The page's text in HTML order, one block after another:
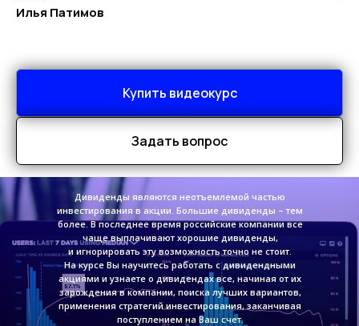
Илья Патимов
Купить видеокурс
Задать вопрос
Дивиденды являются неотъемлемой частью
инвестирования в акции. Большие дивиденды – тем
более. В последнее время российские компании все
чаще выплачивают хорошие дивиденды,
и игнорировать эту возможность точно не стоит.
На курсе Вы научитесь работать с дивидендными
акциями и узнаете о дивидендах все, начиная от их
зарождения в компании, поиска лучших вариантов,
применения стратегий инвестирования, заканчивая
поступлением на Ваш счет.